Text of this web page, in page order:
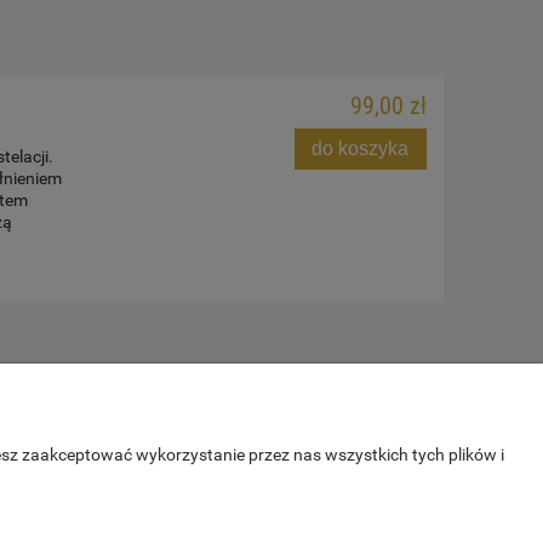
99,00 zł
do koszyka
Kontakt i dane firmy
zaakceptować wykorzystanie przez nas wszystkich tych plików i